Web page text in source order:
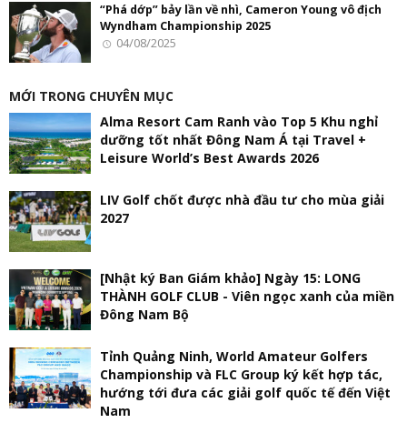
“Phá dớp” bảy lần về nhì, Cameron Young vô địch
Wyndham Championship 2025
04/08/2025
MỚI TRONG CHUYÊN MỤC
Alma Resort Cam Ranh vào Top 5 Khu nghỉ
dưỡng tốt nhất Đông Nam Á tại Travel +
Leisure World’s Best Awards 2026
LIV Golf chốt được nhà đầu tư cho mùa giải
2027
[Nhật ký Ban Giám khảo] Ngày 15: LONG
THÀNH GOLF CLUB - Viên ngọc xanh của miền
Đông Nam Bộ
Tỉnh Quảng Ninh, World Amateur Golfers
Championship và FLC Group ký kết hợp tác,
hướng tới đưa các giải golf quốc tế đến Việt
Nam